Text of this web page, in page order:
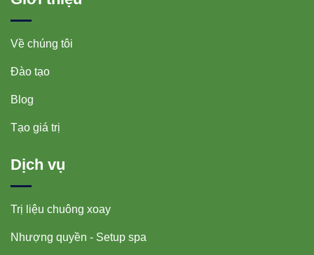
Về chúng tôi
Đào tạo
Blog
Tạo giá trị
Dịch vụ
Trị liệu chuông xoay
Nhượng quyền - Setup spa